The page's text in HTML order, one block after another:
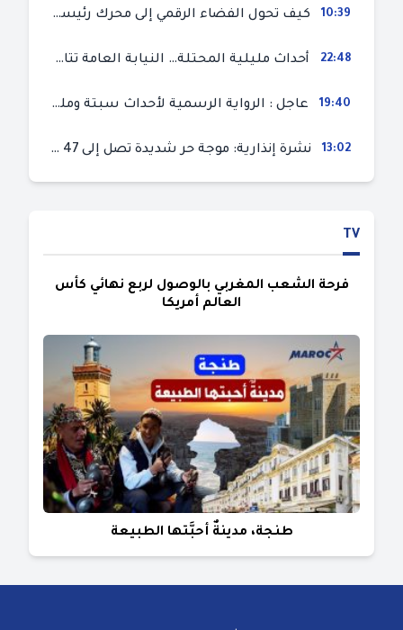
10:39 كيف تحول الفضاء الرقمي إلى محرك رئيسي لأحداث الهجرة في سبتة؟
22:48 أحداث مليلية المحتلة… النيابة العامة تتابع 50 متورطا في محاولة اقتحام السياح الحدودي بتهم ثقيلة
19:40 عاجل : الرواية الرسمية لأحداث سبتة ومليلية المحتلتين (وزارة الداخلية)
13:02 نشرة إنذارية: موجة حر شديدة تصل إلى 47 درجة بمختلف مناطق المغرب
TV
فرحة الشعب المغربي بالوصول لربع نهائي كأس
العالم أمريكا
طنجة، مدينةٌ أحبَّتها الطبيعة